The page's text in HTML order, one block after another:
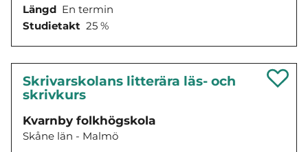
Längd En termin
Studietakt 25 %
Skrivarskolans litterära läs- och
skrivkurs
Kvarnby folkhögskola
Skåne län - Malmö